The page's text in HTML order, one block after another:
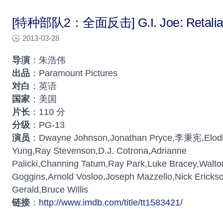
[特种部队2：全面反击] G.I. Joe:
2013-03-28
导演 ：朱浩伟
出品 ：Paramount Pictures
对白 ：英语
国家 ：美国
片长 ：110 分
分级 ：PG-13
演员 ：Dwayne Johnson,Jonathan Pryce,李秉宪
Yung,Ray Stevenson,D.J. Cotrona,Adrianne
Palicki,Channing Tatum,Ray Park,Luke
Goggins,Arnold Vosloo,Joseph Mazzello,Nick
Gerald,Bruce Willis
链接 ： http://www.imdb.com/title/tt1583421/